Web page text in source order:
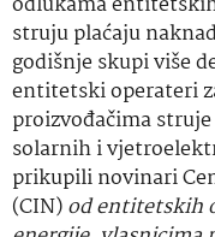
struju plaćaju
godišnje skupi više
entitetski operateri
proizvođačima
solarnih i
prikupili novinari
(CIN)od entitetskih